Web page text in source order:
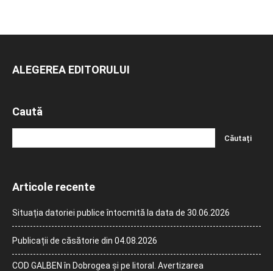
ALEGEREA EDITORULUI
Caută
Articole recente
Situația datoriei publice întocmită la data de 30.06.2026
Publicații de căsătorie din 04.08.2026
COD GALBEN în Dobrogea și pe litoral. Avertizarea